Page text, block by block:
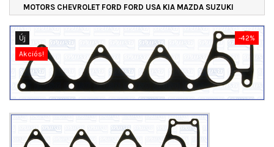
MOTORS CHEVROLET FORD FORD USA KIA MAZDA SUZUKI
Új
-42%
Akciós!